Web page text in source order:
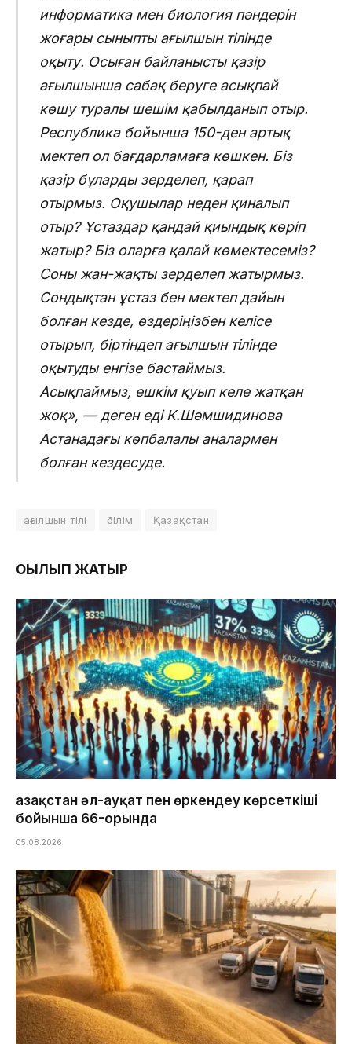
информатика мен биология пәндерін
жоғары сыныпты ағылшын тілінде
оқыту. Осыған байланысты қазір
ағылшынша сабақ беруге асықпай
көшу туралы шешім қабылданып отыр.
Республика бойынша 150-ден артық
мектеп ол бағдарламаға көшкен. Біз
қазір бұларды зерделеп, қарап
отырмыз. Оқушылар неден қиналып
отыр? Ұстаздар қандай қиындық көріп
жатыр? Біз оларға қалай көмектесеміз?
Соны жан-жақты зерделеп жатырмыз.
Сондықтан ұстаз бен мектеп дайын
болған кезде, өздеріңізбен келісе
отырып, біртіндеп ағылшын тілінде
оқытуды енгізе бастаймыз.
Асықпаймыз, ешкім қуып келе жатқан
жоқ», — деген еді К.Шәмшидинова
Астанадағы көпбалалы аналармен
болған кездесуде.
ағылшын тілі білім Қазақстан
ОҚЫЛЫП ЖАТЫР
Қазақстан әл-ауқат пен өркендеу көрсеткіші
бойынша 66-орында
05.08.2026